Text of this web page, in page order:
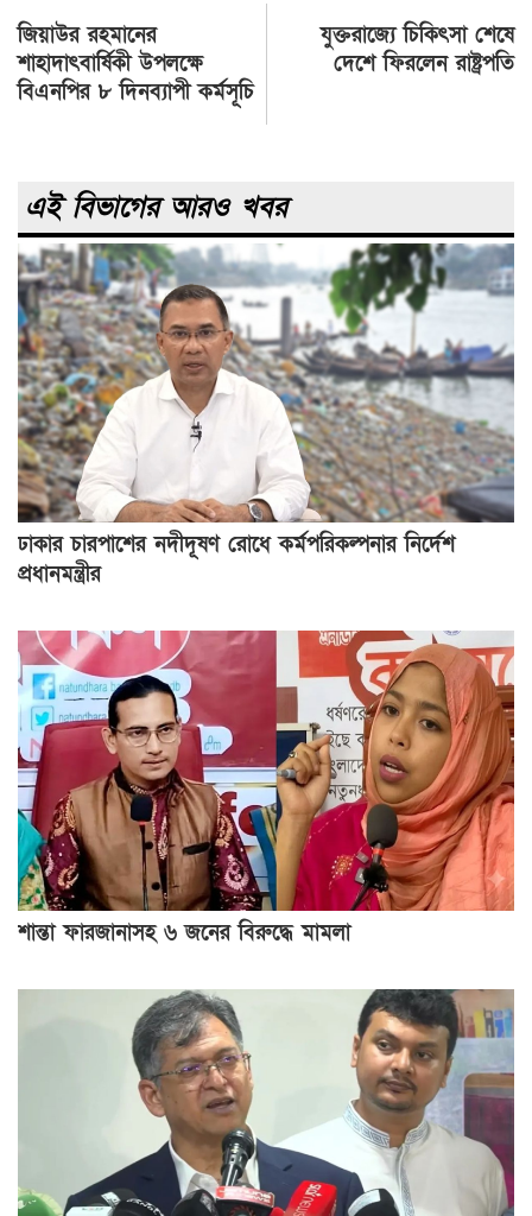
Post
navigation
জিয়াউর রহমানের
শাহাদাৎবার্ষিকী উপলক্ষে
বিএনপির ৮ দিনব্যাপী কর্মসূচি
যুক্তরাজ্যে চিকিৎসা শেষে
দেশে ফিরলেন রাষ্ট্রপতি
এই বিভাগের আরও খবর
ঢাকার চারপাশের নদীদূষণ রোধে কর্মপরিকল্পনার নির্দেশ
প্রধানমন্ত্রীর
শান্তা ফারজানাসহ ৬ জনের বিরুদ্ধে মামলা